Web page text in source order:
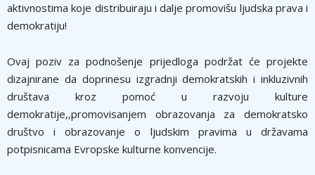
aktivnostima koje distribuiraju i dalje promovišu ljudska prava i
demokratiju!
Ovaj poziv za podnošenje prijedloga podržat će projekte
dizajnirane da doprinesu izgradnji demokratskih i inkluzivnih
društava kroz pomoć u razvoju kulture
demokratije,,promovisanjem obrazovanja za demokratsko
društvo i obrazovanje o ljudskim pravima u državama
potpisnicama Evropske kulturne konvencije.